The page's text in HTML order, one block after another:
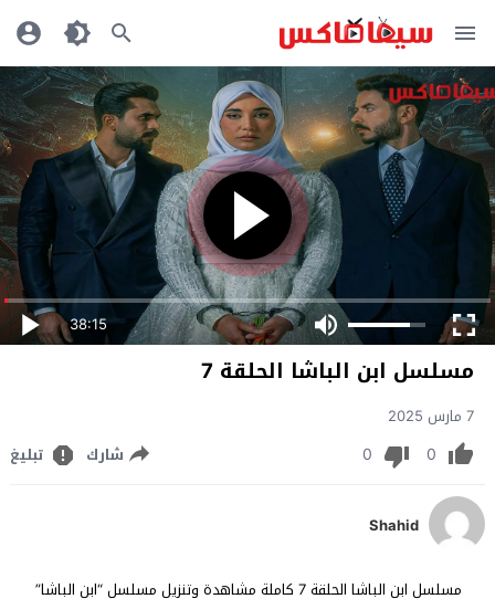
38:15
مسلسل ابن الباشا الحلقة 7
7 مارس 2025
0
0 شارك تبليغ
Shahid
مسلسل ابن الباشا الحلقة 7 كاملة مشاهدة وتنزيل مسلسل “ابن الباشا”